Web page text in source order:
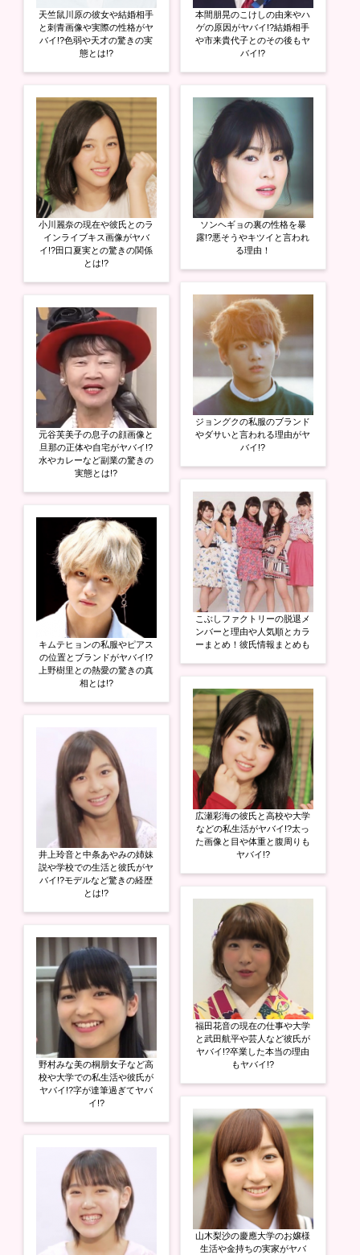
ウ
で
開
き
ま
い
(
新
し
い
ウ
ン
ウ
で
き
ま
す
)
ウ
で
開
き
ま
天竺鼠川原の彼女や結婚相手
と刺青画像や実際の性格がヤ
バイ!?色弱や天才の驚きの実
態とは!?
小川麗奈の現在や彼氏とのラ
インライブキス画像がヤバ
イ!?田口夏実との驚きの関係
とは!?
元谷芙美子の息子の顔画像と
旦那の正体や自宅がヤバイ!?
水やカレーなど副業の驚きの
実態とは!?
キムテヒョンの私服やピアス
の位置とブランドがヤバイ!?
上野樹里との熱愛の驚きの真
相とは!?
井上玲音と中条あやみの姉妹
説や学校での生活と彼氏がヤ
バイ!?モデルなど驚きの経歴
とは!?
野村みな美の桐朋女子など高
校や大学での私生活や彼氏が
ヤバイ!?字が達筆過ぎてヤバ
イ!?
本間朋晃のこけしの由来やハ
ゲの原因がヤバイ!?結婚相手
や市来貴代子とのその後もヤ
バイ!?
ソンヘギョの裏の性格を暴
露!?悪そうやキツイと言われ
る理由！
ジョングクの私服のブランド
やダサいと言われる理由がヤ
バイ!?
こぶしファクトリーの脱退メ
ンバーと理由や人気順とカラ
ーまとめ！彼氏情報まとめも
広瀬彩海の彼氏と高校や大学
などの私生活がヤバイ!?太っ
た画像と目や体重と腹周りも
ヤバイ!?
福田花音の現在の仕事や大学
と武田航平や芸人など彼氏が
ヤバイ!?卒業した本当の理由
もヤバイ!?
山木梨沙の慶應大学のお嬢様
生活や金持ちの実家がヤバ